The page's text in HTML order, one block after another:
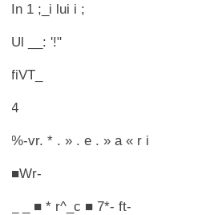
In 1 ;_i lui i ;
Ul __: '!"
fiVT_
4
%-vr. * . » . e . » a « r i
■Wr-
_ _ ■ * r^_c ■ 7*- ft-